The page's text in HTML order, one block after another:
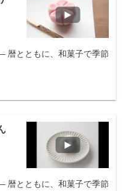
暦とともに、和菓子で季節
暦とともに、和菓子で季節